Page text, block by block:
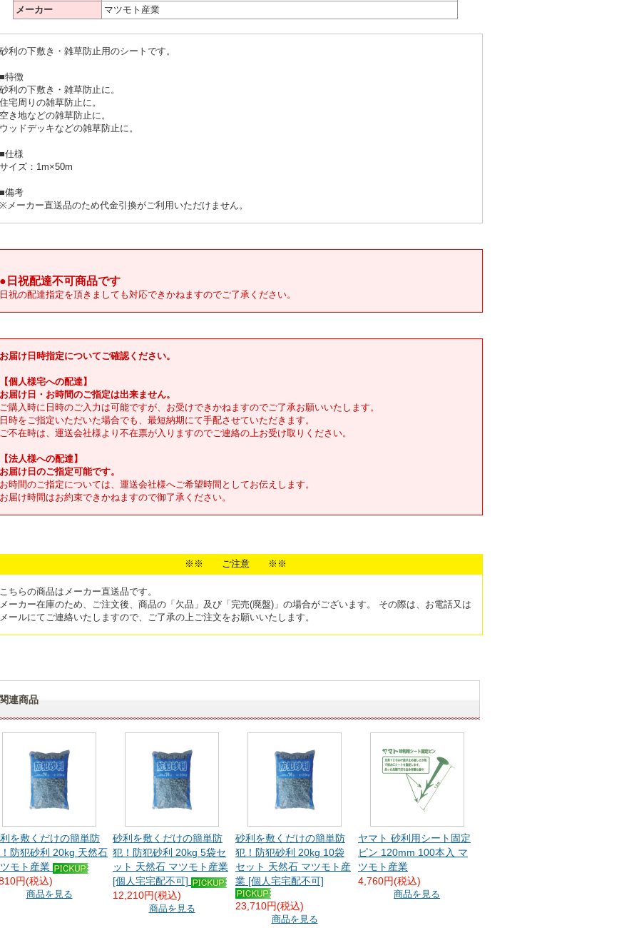
メーカー
マツモト産業
砂利の下敷き・雑草防止用のシートです。
■特徴
砂利の下敷き・雑草防止に。
住宅周りの雑草防止に。
空き地などの雑草防止に。
ウッドデッキなどの雑草防止に。
■仕様
サイズ：1m×50m
■備考
※メーカー直送品のため代金引換がご利用いただけません。
●日祝配達不可商品です
日祝の配達指定を頂きましても対応できかねますのでご了承ください。
お届け日時指定についてご確認ください。
【個人様宅への配達】
お届け日・お時間のご指定は出来ません。
ご購入時に日時のご入力は可能ですが、お受けできかねますのでご了承お願いいたします。
日時をご指定いただいた場合でも、最短納期にて手配させていただきます。
ご不在時は、運送会社様より不在票が入りますのでご連絡の上お受け取りください。
【法人様への配達】
お届け日のご指定可能です。
お時間のご指定については、運送会社様へご希望時間としてお伝えします。
お届け時間はお約束できかねますので御了承ください。
※※ ご注意 ※※
こちらの商品はメーカー直送品です。
メーカー在庫のため、ご注文後、商品の「欠品」及び「完売(廃盤)」の場合がございます。 その際は、お電話又は
メールにてご連絡いたしますので、ご了承の上ご注文をお願いいたします。
連商品
を敷くだけの簡単防
防犯砂利 20kg 天然石
モト産業
円(税込)
商品を見る
砂利を敷くだけの簡単防
犯！防犯砂利 20kg 5袋セ
ット 天然石 マツモト産業
[個人宅宅配不可]
12,210円(税込)
商品を見る
砂利を敷くだけの簡単防
犯！防犯砂利 20kg 10袋
セット 天然石 マツモト産
業 [個人宅宅配不可]
23,710円(税込)
商品を見る
ヤマト 砂利用シート固定
ピン 120mm 100本入 マ
ツモト産業
4,760円(税込)
商品を見る